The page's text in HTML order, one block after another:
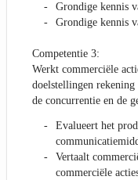
Grondige kennis
Grondige kennis
Competentie 3:
Werkt commerciële
doelstellingen rekening
de concurrentie en de
Evalueert het
Vertaalt
commerciële